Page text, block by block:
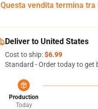
Questa vendita termina tra
Deliver to United States
Cost to ship:$6.99
Standard - Order today to get
Production
Today